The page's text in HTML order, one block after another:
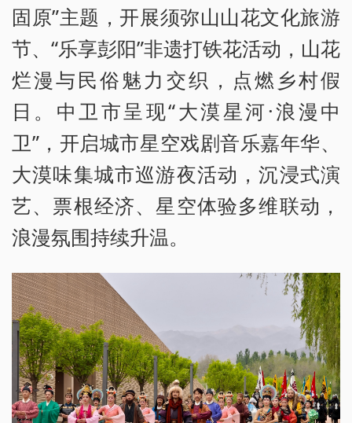
固原”主题，开展须弥山山花文化旅游
节、“乐享彭阳”非遗打铁花活动，山花
烂漫与民俗魅力交织，点燃乡村假
日。中卫市呈现“大漠星河·浪漫中
卫”，开启城市星空戏剧音乐嘉年华、
大漠味集城市巡游夜活动，沉浸式演
艺、票根经济、星空体验多维联动，
浪漫氛围持续升温。